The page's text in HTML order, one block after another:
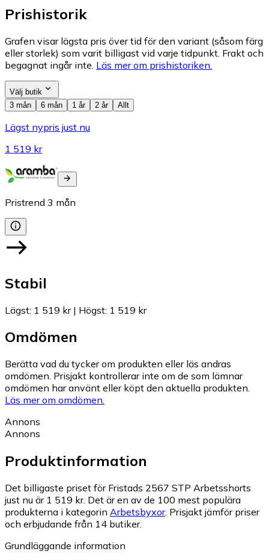
Prishistorik
Grafen visar lägsta pris över tid för den variant (såsom färg
eller storlek) som varit billigast vid varje tidpunkt. Frakt och
begagnat ingår inte. Läs mer om prishistoriken.
Välj butik
3 mån
6 mån 1 år 2 år Allt
Lägst nypris just nu
1 519 kr
Pristrend 3 mån
Stabil
Lägst: 1 519 kr| Högst: 1 519 kr
Omdömen
Berätta vad du tycker om produkten eller läs andras
omdömen. Prisjakt kontrollerar inte om de som lämnar
omdömen har använt eller köpt den aktuella produkten.
Läs mer om omdömen.
Annons
Annons
Produktinformation
Det billigaste priset för Fristads 2567 STP Arbetsshorts
just nu är 1 519 kr. Det är en av de 100 mest populära
produkterna i kategorin Arbetsbyxor. Prisjakt jämför priser
och erbjudande från 14 butiker.
Grundläggande information